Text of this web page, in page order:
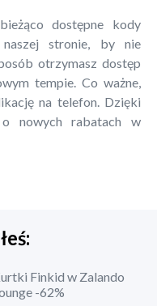
dostępne kody
stronie, by nie
otrzymasz dostęp
tempie. Co ważne,
na telefon. Dzięki
o nowych rabatach w
Finkid w Zalando
-62%